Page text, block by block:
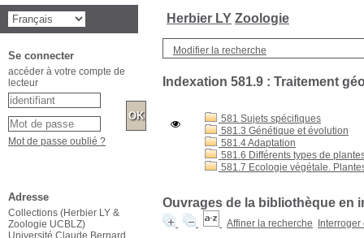
Herbier LY Zoologie
Modifier la recherche
Indexation 581.9 : Traitement
581 Sujets spécifiques
581.3 Génétique et évolution
581.4 Adaptation
581.6 Différents types de
581.7 Ecologie végétale.
Ouvrages de la bibliothèque en
Affiner la recherche
Se connecter
accéder à votre compte de
lecteur